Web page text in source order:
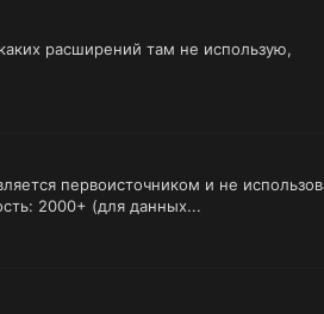
расширений там не использую,
первоисточником и не
2000+ (для данных...